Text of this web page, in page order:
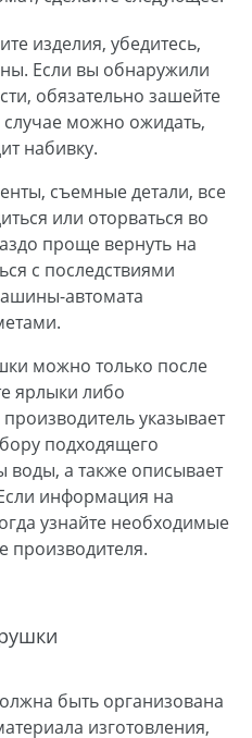
изделия, убедитесь,
Если вы обнаружили
обязательно зашейте
можно ожидать,
набивку.
съемные детали, все
или оторваться во
проще вернуть на
с последствиями
автомата
можно только после
ярлыки либо
указывает
подходящего
воды, а также описывает
информация на
узнайте необходимые
производителя.
быть организована
изготовления,